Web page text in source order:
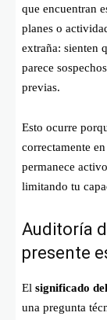
que encuentran
planes o
extraña: sienten
parece
previas.
Esto ocurre
correctamente
permanece
limitando tu
Auditoría
presente
El significado
una pregunta